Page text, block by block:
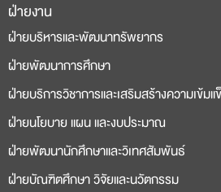
deneme
bonusu
casino
siteleri
ฝ่ายงาน
ฝ่ายบริหารและพัฒนาทรัพยากร
ฝ่ายพัฒนาการศึกษา
ฝ่ายบริการวิชาการและเสริมสร้างความเข้ม
ฝ่ายนโยบาย แผน และงบประมาณ
ฝ่ายพัฒนานักศึกษาและวิเทศสัมพันธ์
ฝ่ายบัณฑิตศึกษา วิจัยและนวัตกรรม